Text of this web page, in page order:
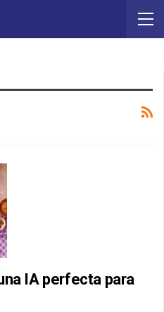
IA perfecta para